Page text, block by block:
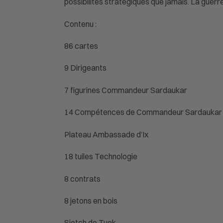
Contenu :
86 cartes
9 Dirigeants
7 figurines Commandeur Sardaukar
14 Compétences de Commandeur Sardaukar
Plateau Ambassade d’Ix
18 tuiles Technologie
8 contrats
8 jetons en bois